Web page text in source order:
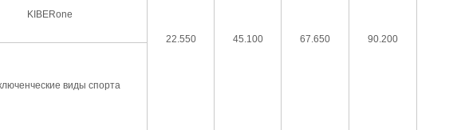
KIBERone
22.550 45.100 67.650 90.200
виды спорта